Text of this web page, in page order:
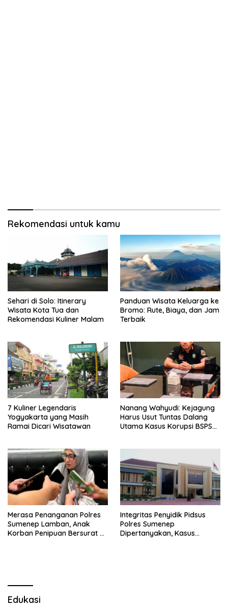
Rekomendasi untuk kamu
Sehari di Solo: Itinerary
Wisata Kota Tua dan
Rekomendasi Kuliner Malam
Panduan Wisata Keluarga ke
Bromo: Rute, Biaya, dan Jam
Terbaik
7 Kuliner Legendaris
Yogyakarta yang Masih
Ramai Dicari Wisatawan
Nanang Wahyudi: Kejagung
Harus Usut Tuntas Dalang
Utama Kasus Korupsi BSPS
Merasa Penanganan Polres
Sumenep Lamban, Anak
Korban Penipuan Bersurat ke
Integritas Penyidik Pidsus
Polres Sumenep
Dipertanyakan, Kasus
Edukasi